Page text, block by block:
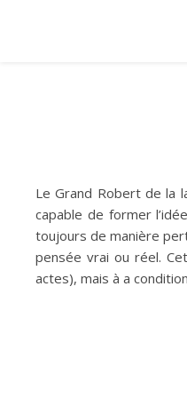
Le Grand Robert de la
capable de former
toujours de manière
pensée vrai ou réel.
actes), mais à a